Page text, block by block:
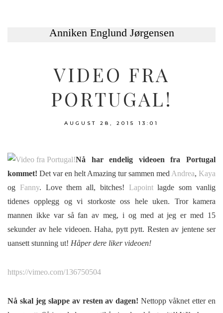
VIDEO FRA
PORTUGAL!
AUGUST 28, 2015 13:01
Nå har endelig videoen fra Portugal
kommet! Det var en helt Amazing tur sammen med Andrea, Kaya
og Fanny. Love them all, bitches! Lapointlagde som vanlig
tidenes opplegg og vi storkoste oss hele uken. Tror kamera
mannen ikke var så fan av meg, i og med at jeg er med 15
sekunder av hele videoen. Haha, pytt pytt. Resten av jentene ser
uansett stunning ut! Håper dere liker videoen!
https://vimeo.com/136750504
Nå skal jeg slappe av resten av dagen! Nettopp våknet etter en